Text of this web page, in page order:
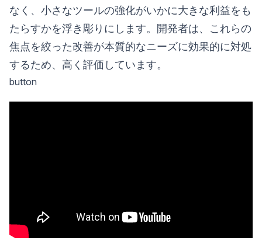
なく、小さなツールの強化がいかに大きな利益をも
たらすかを浮き彫りにします。開発者は、これらの
焦点を絞った改善が本質的なニーズに効果的に対処
するため、高く評価しています。
button